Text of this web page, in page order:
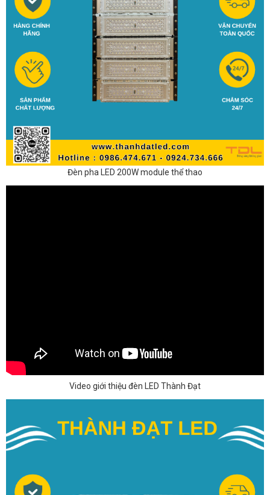
Đèn pha LED 200W module thể thao
Video giới thiệu đèn LED Thành Đạt